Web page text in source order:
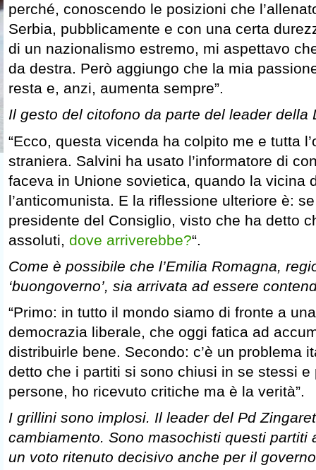
perché, conoscendo le posizioni che
Serbia, pubblicamente e con una certa
di un nazionalismo estremo, mi aspettavo
da destra. Però aggiungo che la mia
resta e, anzi, aumenta sempre”.
Il gesto del citofono da parte del leader della
“Ecco, questa vicenda ha colpito me e tutta
straniera. Salvini ha usato l’informatore di
faceva in Unione sovietica, quando la vicina
l’anticomunista. E la riflessione ulteriore è:
presidente del Consiglio, visto che ha detto
assoluti, dove arriverebbe?“.
Come è possibile che l’Emilia Romagna,
‘buongoverno’, sia arrivata ad essere
“Primo: in tutto il mondo siamo di fronte a
democrazia liberale, che oggi fatica ad
distribuirle bene. Secondo: c’è un problema
detto che i partiti si sono chiusi in se stessi e
persone, ho ricevuto critiche ma è la verità”.
I grillini sono implosi. Il leader del Pd
cambiamento. Sono masochisti questi partiti
un voto ritenuto decisivo anche per il